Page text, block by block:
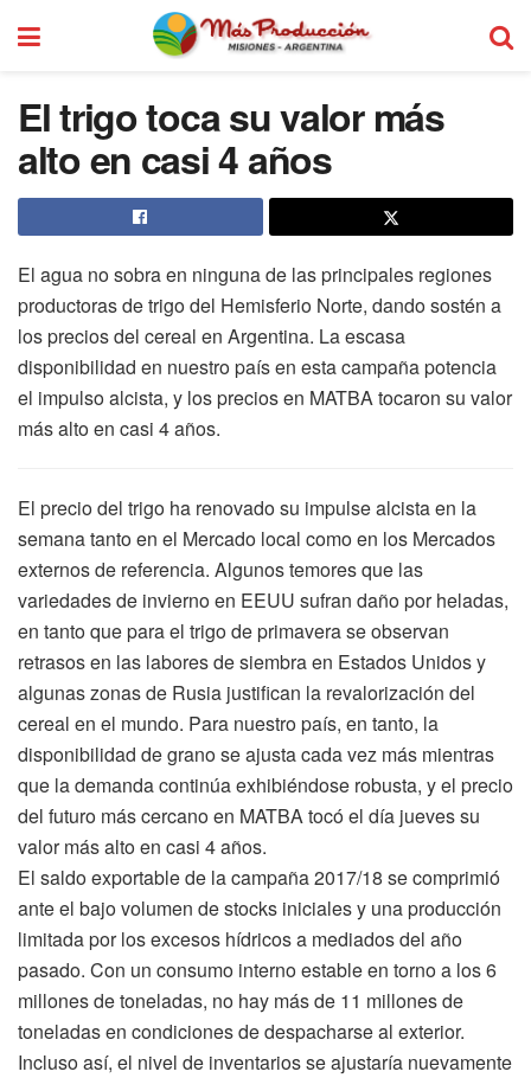
El trigo toca su valor más
alto en casi 4 años
El agua no sobra en ninguna de las principales regiones
productoras de trigo del Hemisferio Norte, dando sostén a
los precios del cereal en Argentina. La escasa
disponibilidad en nuestro país en esta campaña potencia
el impulso alcista, y los precios en MATBA tocaron su valor
más alto en casi 4 años.
El precio del trigo ha renovado su impulse alcista en la
semana tanto en el Mercado local como en los Mercados
externos de referencia. Algunos temores que las
variedades de invierno en EEUU sufran daño por heladas,
en tanto que para el trigo de primavera se observan
retrasos en las labores de siembra en Estados Unidos y
algunas zonas de Rusia justifican la revalorización del
cereal en el mundo. Para nuestro país, en tanto, la
disponibilidad de grano se ajusta cada vez más mientras
que la demanda continúa exhibiéndose robusta, y el precio
del futuro más cercano en MATBA tocó el día jueves su
valor más alto en casi 4 años.
El saldo exportable de la campaña 2017/18 se comprimió
ante el bajo volumen de stocks iniciales y una producción
limitada por los excesos hídricos a mediados del año
pasado. Con un consumo interno estable en torno a los 6
millones de toneladas, no hay más de 11 millones de
toneladas en condiciones de despacharse al exterior.
Incluso así, el nivel de inventarios se ajustaría nuevamente